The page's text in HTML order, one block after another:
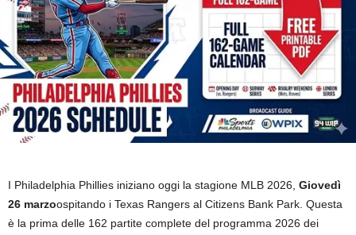
I Philadelphia Phillies iniziano oggi la stagione MLB 2026, Giovedì
26 marzoospitando i Texas Rangers al Citizens Bank Park. Questa
è la prima delle 162 partite complete del programma 2026 dei